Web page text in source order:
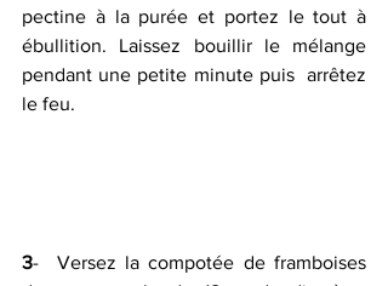
pectine à la purée et portez le tout à
ébullition. Laissez bouillir le mélange
pendant une petite minute puis  arrêtez
le feu.
3-  Versez la compotée de framboises